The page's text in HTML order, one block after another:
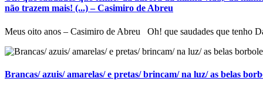
não trazem mais! (...) – Casimiro de Abreu
Meus oito anos – Casimiro de Abreu Oh! que saudades que tenho
Brancas/ azuis/ amarelas/ e pretas/ brincam/ na luz/ as belas